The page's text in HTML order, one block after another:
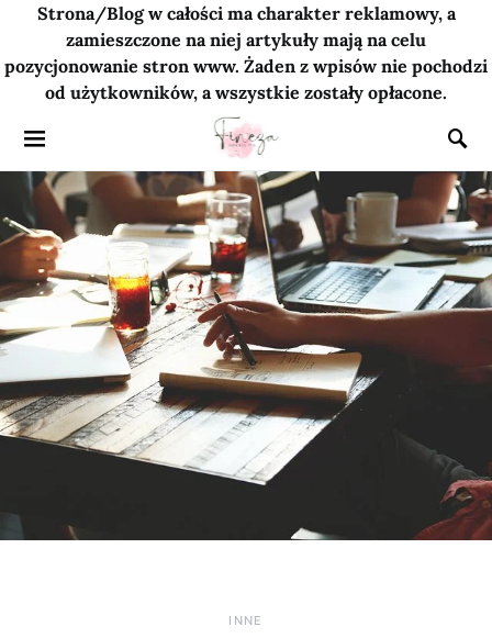
Strona/Blog w całości ma charakter reklamowy, a
zamieszczone na niej artykuły mają na celu
pozycjonowanie stron www. Żaden z wpisów nie pochodzi
od użytkowników, a wszystkie zostały opłacone.
INNE